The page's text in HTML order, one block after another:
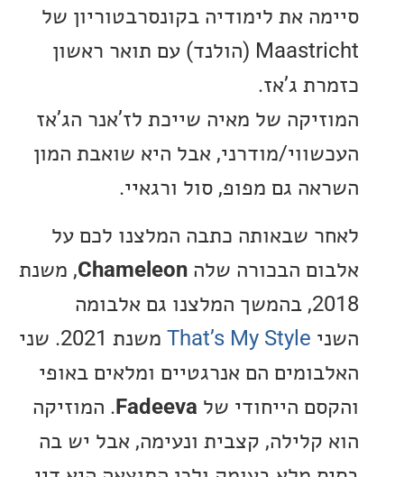
את לימודיה בקונסרבטוריון של
Maastricht (הולנד) עם תואר ראשון
ג’אז.
של מאיה שייכת לז’אנר הג’אז
מודרני, אבל היא שואבת המון
גם מפופ, סול ורגאיי.
שבאותה כתבה המלצנו לכם על
הבכורה שלהChameleon, משנת
2018, בהמשך המלצנו גם אלבומה
That’s My Style
משנת 2021. שני
הם אנרגטיים ומלאים באופי
הייחודי שלFadeeva . המוזיקה
קצבית ונעימה, אבל יש בה